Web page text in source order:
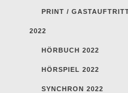
PRINT /
2022
HÖRBUCH 2022
HÖRSPIEL 2022
SYNCHRON 2022